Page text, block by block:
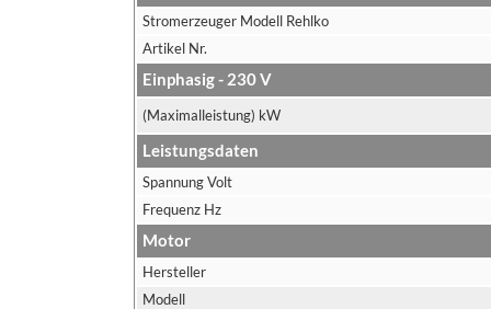
Stromerzeuger Modell Rehlko
Artikel Nr.
Einphasig - 230 V
(Maximalleistung) kW
Leistungsdaten
Spannung Volt
Frequenz Hz
Motor
Hersteller
Modell